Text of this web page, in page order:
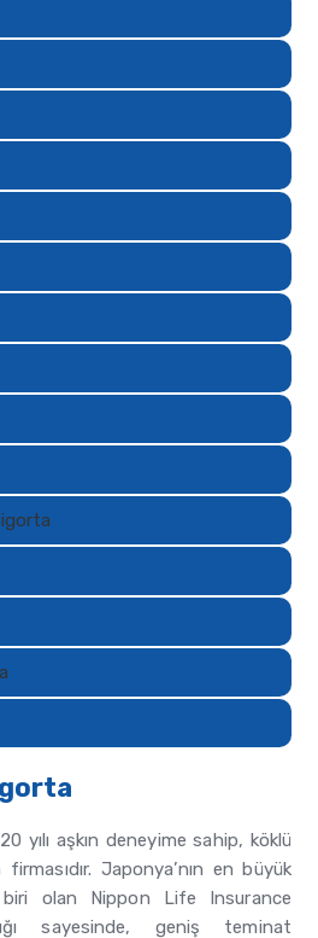
yılı aşkın deneyime sahip, köklü
Japonya’nın en büyük
olan Nippon Life Insurance
sayesinde, geniş teminat